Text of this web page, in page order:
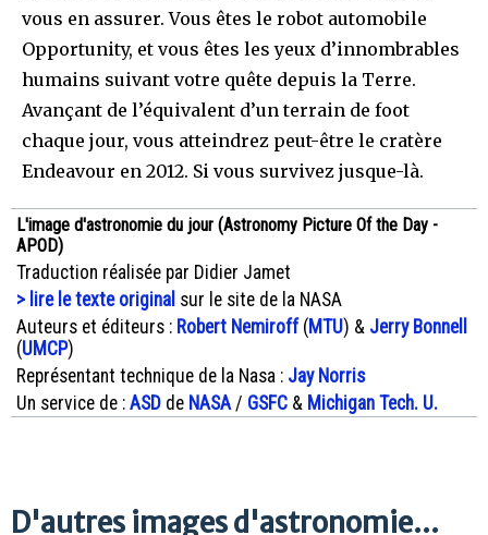
vous en assurer. Vous êtes le robot automobile
Opportunity, et vous êtes les yeux d’innombrables
humains suivant votre quête depuis la Terre.
Avançant de l’équivalent d’un terrain de foot
chaque jour, vous atteindrez peut-être le cratère
Endeavour en 2012. Si vous survivez jusque-là.
L'image d'astronomie du jour (Astronomy Picture Of the Day -
APOD)
Traduction réalisée par Didier Jamet
> lire le texte original sur le site de la NASA
Auteurs et éditeurs : Robert Nemiroff(MTU) & Jerry Bonnell
(UMCP)
Représentant technique de la Nasa : Jay Norris
Un service de : ASD de NASA / GSFC & Michigan Tech. U.
D'autres images d'astronomie...